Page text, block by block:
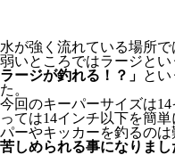
水が強く流れている場所
弱いところではラージとい
ラージが釣れる！？」 と
た。
今回のキーパーサイズは
っては14インチ以下を簡
パーやキッカーを釣るのは
苦しめられる事になりま